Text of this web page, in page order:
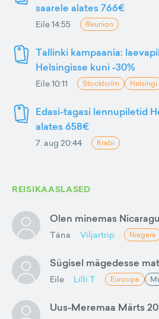
saarele alates 766€
Eile 14:55 Reunion
Tallinki kampaania:
Helsingisse kuni -30%
Eile 10:11 Stockholm Helsingi
Edasi-tagasi lennupiletid
alates 658€
7. aug 20:44 Krabi
REISIKAASLASED
Olen minemas
Täna Viljartrip Niagara
Sügisel mägedesse
Eile Lilli T Euroopa
Uus-Meremaa Märts